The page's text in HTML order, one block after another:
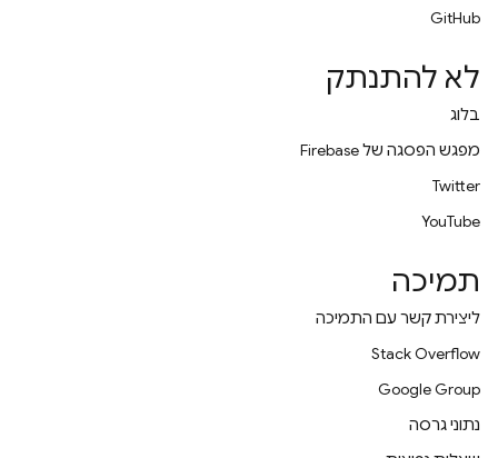
GitHub
לא להתנתק
בלוג
מפגש הפסגה של Firebase
Twitter
YouTube
תמיכה
ליצירת קשר עם התמיכה
Stack Overflow
Google Group
נתוני גרסה